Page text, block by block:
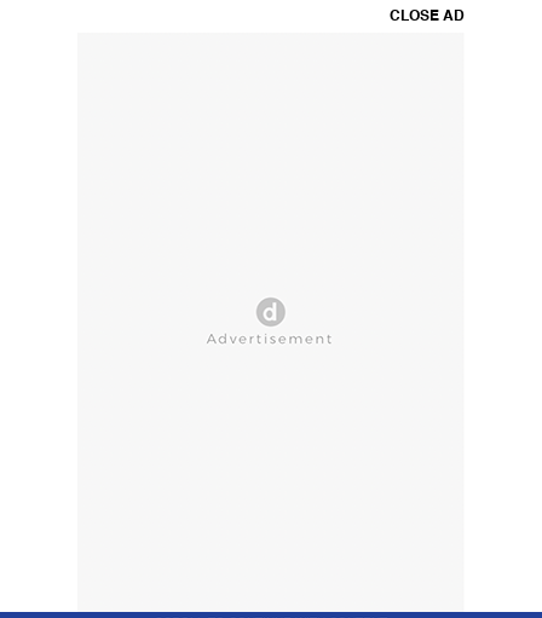
CLOSE AD